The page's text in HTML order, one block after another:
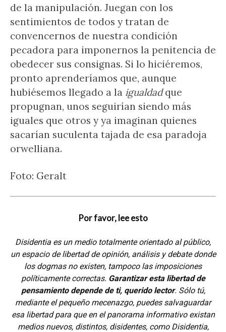
de la manipulación. Juegan con los
sentimientos de todos y tratan de
convencernos de nuestra condición
pecadora para imponernos la penitencia de
obedecer sus consignas. Si lo hiciéremos,
pronto aprenderíamos que, aunque
hubiésemos llegado a la igualdadque
propugnan, unos seguirían siendo más
iguales que otros y ya imaginan quienes
sacarían suculenta tajada de esa paradoja
orwelliana.
Foto: Geralt
Por favor, lee esto
Disidentia es un medio totalmente orientado al público,
un espacio de libertad de opinión, análisis y debate donde
los dogmas no existen, tampoco las imposiciones
políticamente correctas. Garantizar esta libertad de
pensamiento depende de ti, querido lector. Sólo tú,
mediante el pequeño mecenazgo, puedes salvaguardar
esa libertad para que en el panorama informativo existan
medios nuevos, distintos, disidentes, como Disidentia,